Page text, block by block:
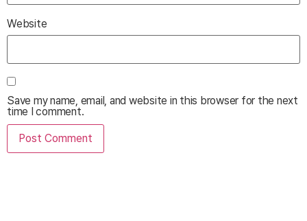
Website
Save my name, email, and website in this browser for the next
time I comment.